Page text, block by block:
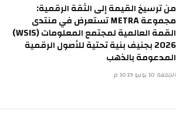
من ترسيخ القيمة إلى الثقة الرقمية:
مجموعة METRA تستعرض في منتدى
القمة العالمية لمجتمع المعلومات (WSIS)
2026 بجنيف بنية تحتية للأصول الرقمية
المدعومة بالذهب
الجمعة 10 يوليو 10:19 م